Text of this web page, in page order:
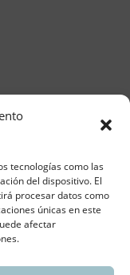
tecnologías como las
del dispositivo. El
procesar datos como
únicas en este
afectar